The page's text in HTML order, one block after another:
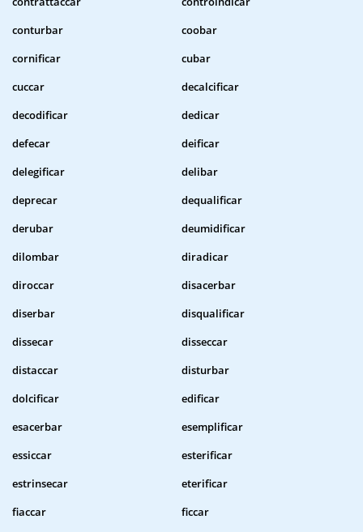
conturbar
coobar
cornificar
cubar
cuccar
decalcificar
decodificar
dedicar
defecar
deificar
delegificar
delibar
deprecar
dequalificar
derubar
deumidificar
dilombar
diradicar
diroccar
disacerbar
diserbar
disqualificar
dissecar
disseccar
distaccar
disturbar
dolcificar
edificar
esacerbar
esemplificar
essiccar
esterificar
estrinsecar
eterificar
fiaccar
ficcar